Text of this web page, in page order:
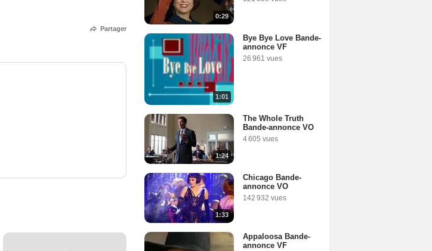
Partager
0:29
1:01
Bye Bye Love Bande-
annonce VF
26 961 vues
1:24
The Whole Truth
Bande-annonce VO
4 605 vues
1:33
Chicago Bande-
annonce VO
142 932 vues
Appaloosa Bande-
annonce VF